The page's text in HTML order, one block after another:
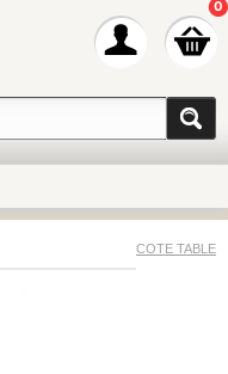
0
COTE TABLE